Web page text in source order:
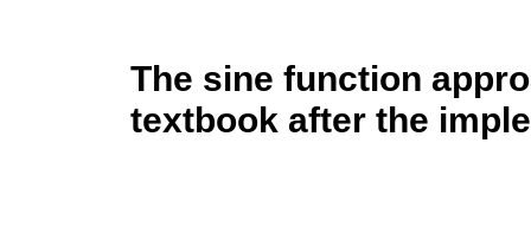
The sine function
textbook after the